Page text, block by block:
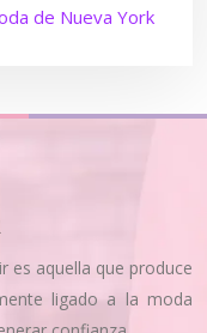
de Nueva York
es aquella que produce
ligado a la moda